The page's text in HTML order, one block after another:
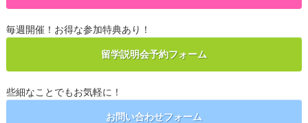
毎週開催！お得な参加特典あり！
留学説明会予約フォーム
些細なことでもお気軽に！
お問い合わせフォーム